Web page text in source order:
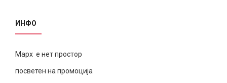
ИНФО
Марх е нет простор
посветен на промоција